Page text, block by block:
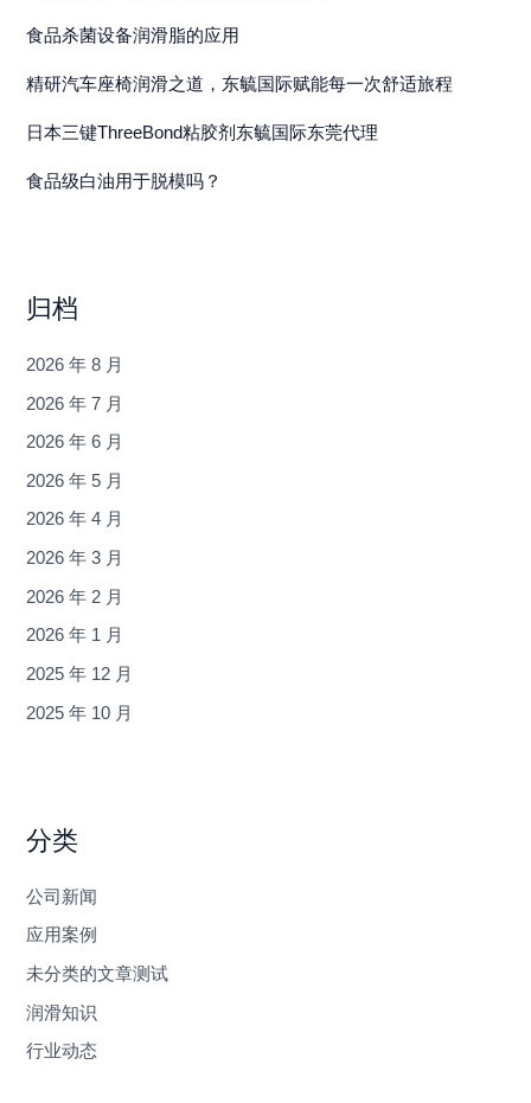
食品杀菌设备润滑脂的应用
精研汽车座椅润滑之道，东毓国际赋能每一次舒适旅程
日本三键ThreeBond粘胶剂东毓国际东莞代理
食品级白油用于脱模吗？
归档
2026 年 8 月
2026 年 7 月
2026 年 6 月
2026 年 5 月
2026 年 4 月
2026 年 3 月
2026 年 2 月
2026 年 1 月
2025 年 12 月
2025 年 10 月
分类
公司新闻
应用案例
未分类的文章测试
润滑知识
行业动态